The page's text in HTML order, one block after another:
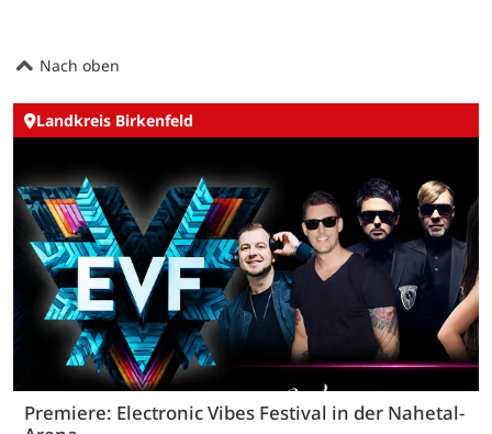
Nach oben
Landkreis Birkenfeld
Premiere: Electronic Vibes Festival in der Nahetal-